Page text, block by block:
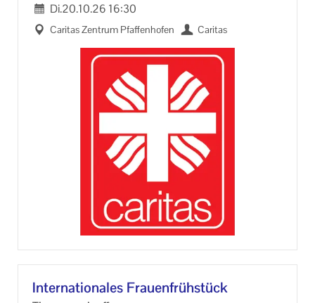
Di.20.10.26 16:30
Ca­ri­tas Zen­trum Pfaf­fen­ho­fen Ca­ri­tas
In­ter­na­tio­na­les Frau­en­früh­stück